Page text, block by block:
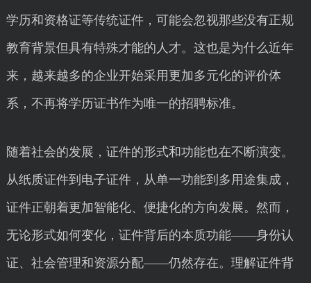
学历和资格证等传统证件，可能会忽视那些没有正规
教育背景但具有特殊才能的人才。这也是为什么近年
来，越来越多的企业开始采用更加多元化的评价体
系，不再将学历证书作为唯一的招聘标准。
随着社会的发展，证件的形式和功能也在不断演变。
从纸质证件到电子证件，从单一功能到多用途集成，
证件正朝着更加智能化、便捷化的方向发展。然而，
无论形式如何变化，证件背后的本质功能——身份认
证、社会管理和资源分配——仍然存在。理解证件背